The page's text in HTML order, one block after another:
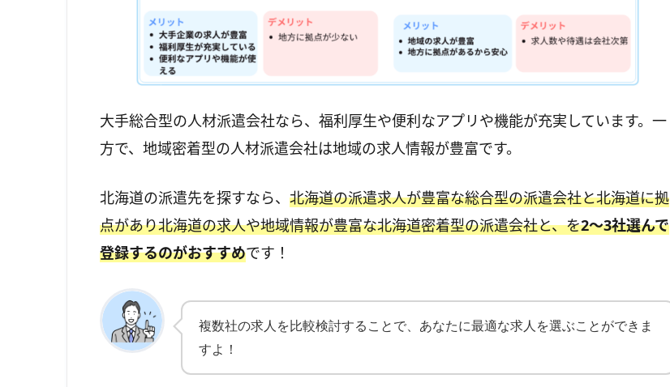
大手総合型の人材派遣会社なら、福利厚生や便利なアプリや機能が充実しています。一
方で、地域密着型の人材派遣会社は地域の求人情報が豊富です。
北海道の派遣先を探すなら、 北海道の派遣求人が豊富な総合型の派遣会社と北海道に拠
点があり北海道の求人や地域情報が豊富な北海道密着型の派遣会社と、を2〜3社選んで
登録するのがおすすめです！
複数社の求人を比較検討することで、あなたに最適な求人を選ぶことができま
すよ！